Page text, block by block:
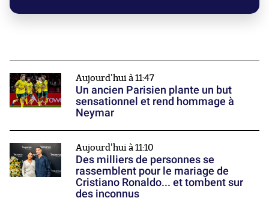
Aujourd'hui à 11:47
Un ancien Parisien plante un but
sensationnel et rend hommage à
Neymar
Aujourd'hui à 11:10
Des milliers de personnes se
rassemblent pour le mariage de
Cristiano Ronaldo... et tombent sur
des inconnus